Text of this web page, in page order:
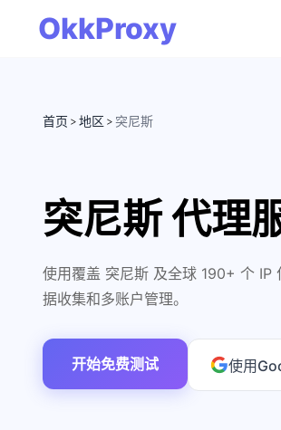
OkkProxy
首页 > 地区 > 突尼斯
突尼斯 代理
使用覆盖 突尼斯 及全球 190+ 个 IP
据收集和多账户管理。
开始免费测试 使用